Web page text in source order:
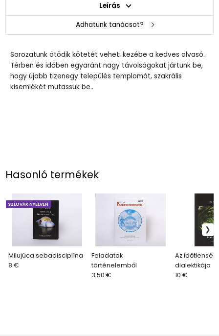
Leírás
Adhatunk tanácsot?
Sorozatunk ötödik kötetét veheti kezébe a kedves olvasó.
Térben és időben egyaránt nagy távolságokat jártunk be,
hogy újabb tizenegy település templomát, szakrális
kisemlékét mutassuk be..
Hasonló termékek
Milujúca sebadisciplína
SZLOVÁK NYELVEN
8 €
Feladatok
történelemből
3.50 €
Az időtlenség
dialektikája
10 €